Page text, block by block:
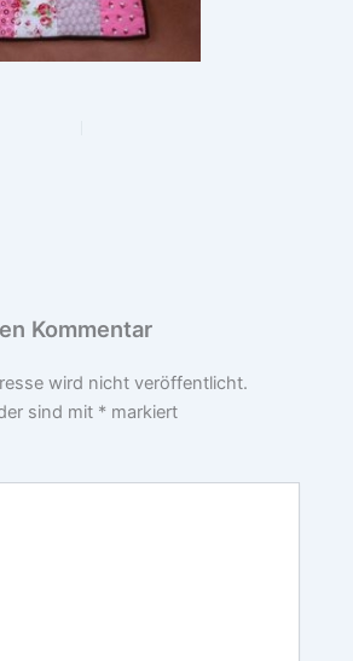
Kommentar
wird nicht veröffentlicht.
sind mit * markiert